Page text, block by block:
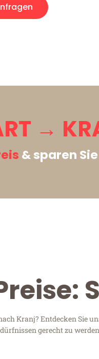
→
& sparen
Kranj? Entdecken Sie
gerecht zu